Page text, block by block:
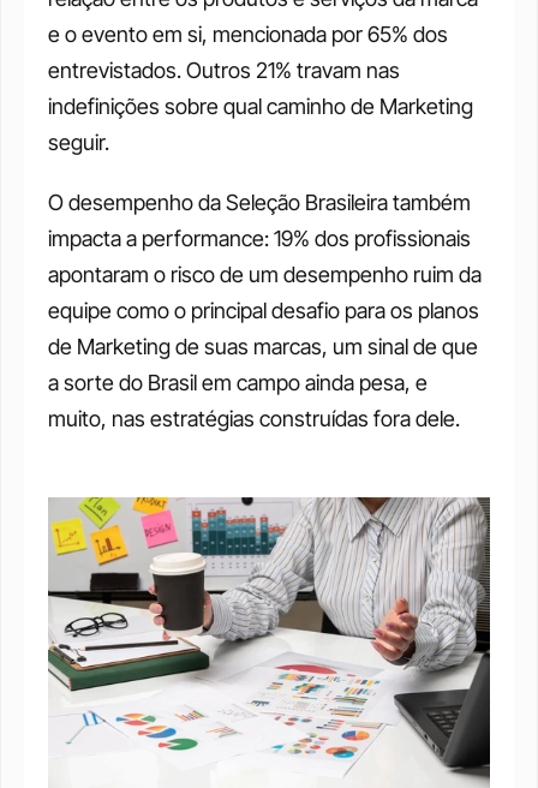
e o evento em si, mencionada por 65% dos
entrevistados. Outros 21% travam nas
indefinições sobre qual caminho de Marketing
seguir.
O desempenho da Seleção Brasileira também
impacta a performance: 19% dos profissionais
apontaram o risco de um desempenho ruim da
equipe como o principal desafio para os planos
de Marketing de suas marcas, um sinal de que
a sorte do Brasil em campo ainda pesa, e
muito, nas estratégias construídas fora dele.